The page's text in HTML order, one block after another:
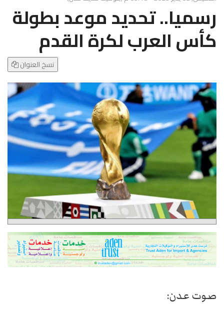
e
N
a
g
a
t
o
n
رسميا.. تحديد موعد بطولة
كأس العرب لكرة القدم
نسخ العنوان
صوت عدن: